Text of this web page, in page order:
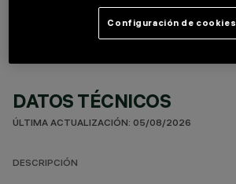
DATOS TÉCNICOS
ÚLTIMA ACTUALIZACIÓN: 05/08/2026
DESCRIPCIÓN
Configuración de cookies